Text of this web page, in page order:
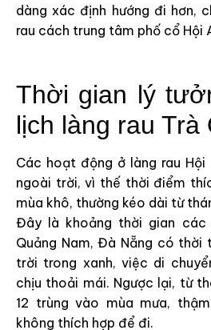
dàng xác định hướng đi hơn,
rau cách trung tâm phố cổ Hội
Thời gian lý
lịch làng rau Trà
Các hoạt động ở làng rau
ngoài trời, vì thế thời điểm
mùa khô, thường kéo dài từ
Đây là khoảng thời gian các
Quảng Nam, Đà Nẵng có
trời trong xanh, việc di
chịu thoải mái. Ngược lại, từ
12 trùng vào mùa mưa,
không thích hợp để đi.